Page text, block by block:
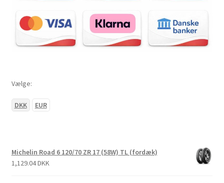
Vælge:
DKK EUR
Michelin Road 6 120/70 ZR 17 (58W) TL (fordæk)
1,129.04 DKK